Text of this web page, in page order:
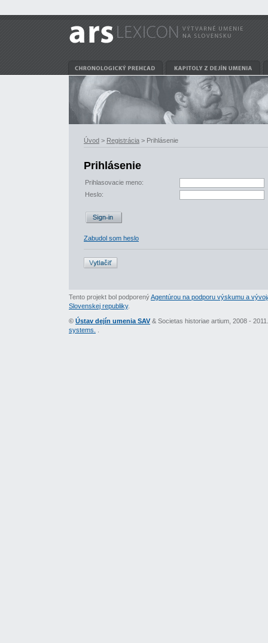
Úvod > Registrácia > Prihlásenie
Prihlásenie
Prihlasovacie meno:
Heslo:
Zabudol som heslo
Tento projekt bol podporenýAgentúrou na podporu výskumu a
Slovenskej republiky.
© Ústav dejín umenia SAV & Societas historiae artium, 2008 -
systems.